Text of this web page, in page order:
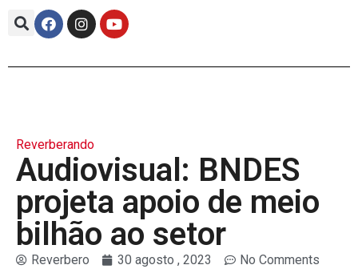
Reverberando
Audiovisual: BNDES
projeta apoio de meio
bilhão ao setor
Reverbero 30 agosto , 2023
No Comments